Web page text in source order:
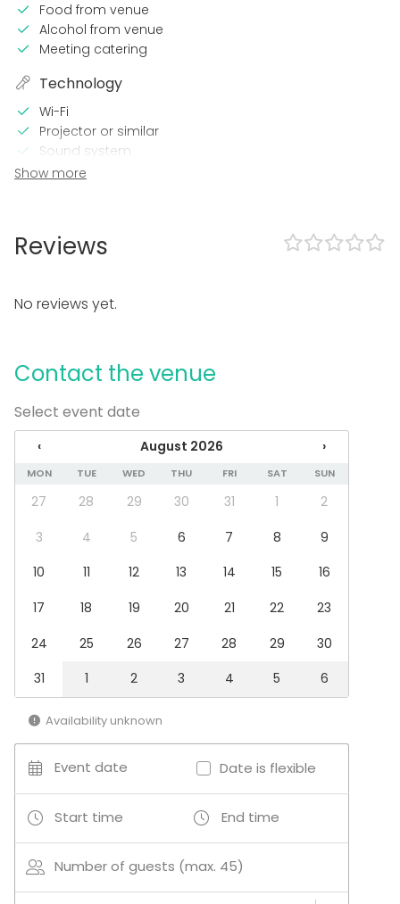
Food from venue
Alcohol from venue
Meeting catering
Technology
Wi-Fi
Projector or similar
Sound system
In the venue
Wheelchair accessible
Whiteboard / Flip chart
Wedding
Dinner / Lunch
Meeting
Conference / Seminar
Fair / Exhibition
Performance / Show
Cabin trip / Retreat
Christmas Party
Venue type
Meeting room
Additional information about activities
Ikaalinen Spa Resortista löytyy kaikkiin tapahtumiin
myös runsas valikoima aktiviteetteja, sekä kattava
ohjelmapalvelu – kysy lisää!
Show more
Reviews
No reviews yet.
Contact the venue
Select event date
‹ August 2026 ›
MON TUE WED THU FRI SAT SUN
27 28 29 30 31 1
2
3
4 5 6 7 8
9
10
11 12 13 14 15
16
17
18 19 20 21 22
23
24
25 26 27 28 29
30
31
1 2 3 4 5 6
Availability unknown
Event date Date is flexible
Start time End time
Number of guests (max. 45)